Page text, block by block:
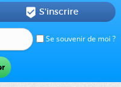
Se souvenir de moi ?
 S'inscrire